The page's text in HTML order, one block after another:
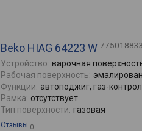
Beko HIAG 64223 W
Устройство: варочная
Рабочая поверхность:
Функции: автоподжиг, газ-
Рамка: отсутствует
Тип поверхности: газовая
Отзывы 0